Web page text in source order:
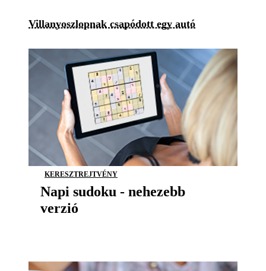
Villanyoszlopnak csapódott egy autó
KERESZTREJTVÉNY
Napi sudoku - nehezebb
verzió